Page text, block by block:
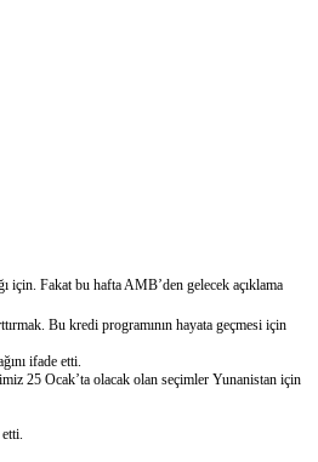
için. Fakat bu hafta AMB’den gelecek açıklama
Bu kredi programının hayata geçmesi için
ifade etti.
25 Ocak’ta olacak olan seçimler Yunanistan için